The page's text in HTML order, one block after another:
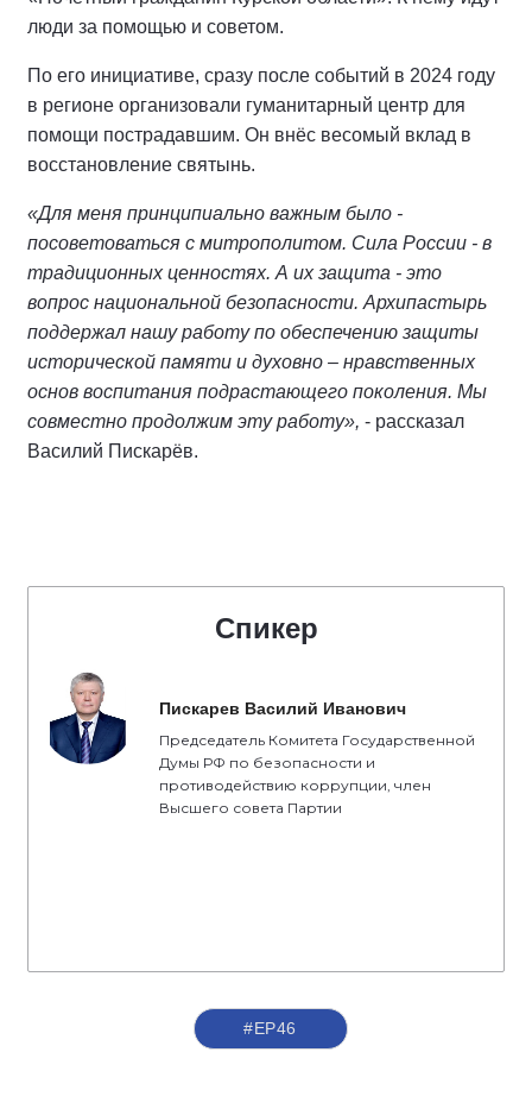
люди за помощью и советом.
По его инициативе, сразу после событий в 2024 году
в регионе организовали гуманитарный центр для
помощи пострадавшим. Он внёс весомый вклад в
восстановление святынь.
«Для меня принципиально важным было -
посоветоваться с митрополитом. Сила России - в
традиционных ценностях. А их защита - это
вопрос национальной безопасности. Архипастырь
поддержал нашу работу по обеспечению защиты
исторической памяти и духовно – нравственных
основ воспитания подрастающего поколения. Мы
совместно продолжим эту работу», - рассказал
Василий Пискарёв.
Спикер
Пискарев Василий Иванович
Председатель Комитета Государственной
Думы РФ по безопасности и
противодействию коррупции, член
Высшего совета Партии
#ЕР46